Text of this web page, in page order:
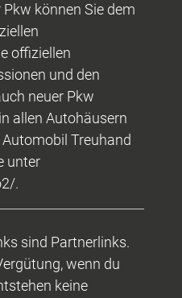
können Sie dem
offiziellen
und den
neuer Pkw
allen Autohäusern
Treuhand
unter
.
sind Partnerlinks.
wenn du
keine